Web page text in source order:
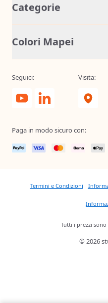
Categorie
Colori Mapei
Seguici: Visita:
Paga in modo sicuro con:
Termini e Condizioni
Tutti i prezzi sono
© 2026